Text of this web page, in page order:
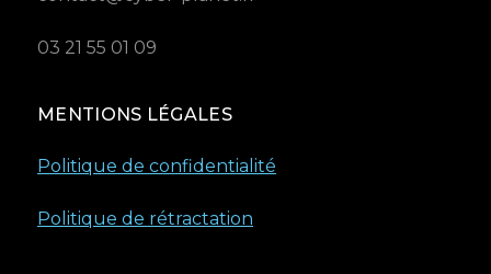
03 21 55 01 09
MENTIONS LÉGALES
Politique de confidentialité
Politique de rétractation